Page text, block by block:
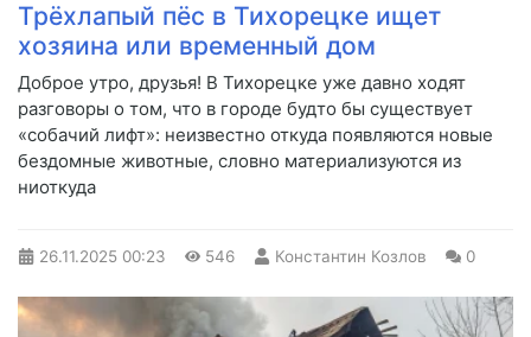
Трёхлапый пёс в Тихорецке ищет
хозяина или временный дом
Доброе утро, друзья! В Тихорецке уже давно ходят
разговоры о том, что в городе будто бы существует
«собачий лифт»: неизвестно откуда появляются новые
бездомные животные, словно материализуются из
ниоткуда
26.11.2025 00:23 546 Константин Козлов 0